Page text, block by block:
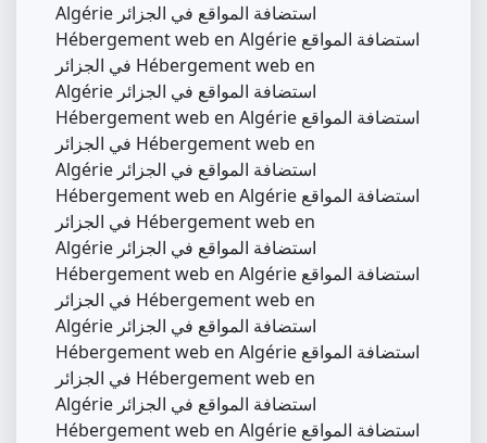
Algérie استضافة المواقع في الجزائر
Hébergement web en Algérie استضافة المواقع
في الجزائر Hébergement web en
Algérie استضافة المواقع في الجزائر
Hébergement web en Algérie استضافة المواقع
في الجزائر Hébergement web en
Algérie استضافة المواقع في الجزائر
Hébergement web en Algérie استضافة المواقع
في الجزائر Hébergement web en
Algérie استضافة المواقع في الجزائر
Hébergement web en Algérie استضافة المواقع
في الجزائر Hébergement web en
Algérie استضافة المواقع في الجزائر
Hébergement web en Algérie استضافة المواقع
في الجزائر Hébergement web en
Algérie استضافة المواقع في الجزائر
Hébergement web en Algérie استضافة المواقع